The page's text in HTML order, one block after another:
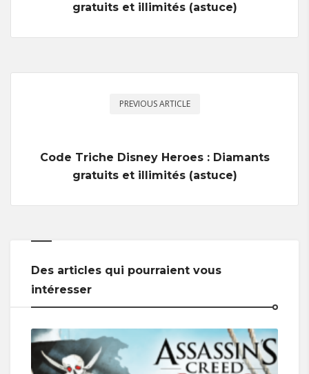
gratuits et illimités (astuce)
PREVIOUS ARTICLE
Code Triche Disney Heroes : Diamants
gratuits et illimités (astuce)
Des articles qui pourraient vous
intéresser